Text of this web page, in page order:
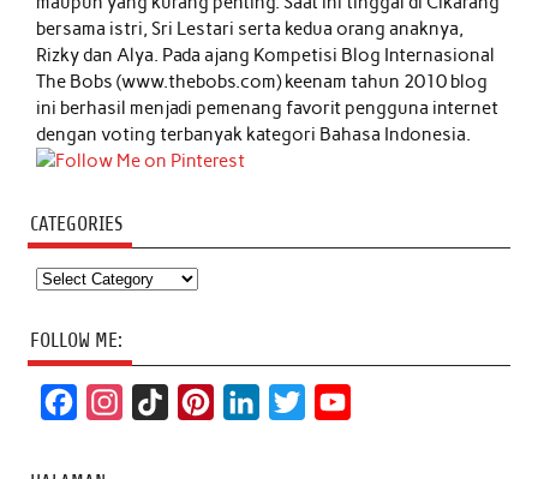
bersama istri, Sri Lestari serta kedua orang anaknya,
Rizky dan Alya. Pada ajang Kompetisi Blog Internasional
The Bobs (www.thebobs.com) keenam tahun 2010 blog
ini berhasil menjadi pemenang favorit pengguna internet
dengan voting terbanyak kategori Bahasa Indonesia.
CATEGORIES
Categories
FOLLOW ME:
c